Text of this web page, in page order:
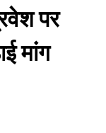
पर
मांग